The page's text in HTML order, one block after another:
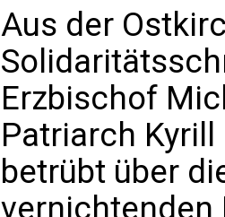
Aus der
Erzbischof
Patriarch
betrübt über
vernichtenden